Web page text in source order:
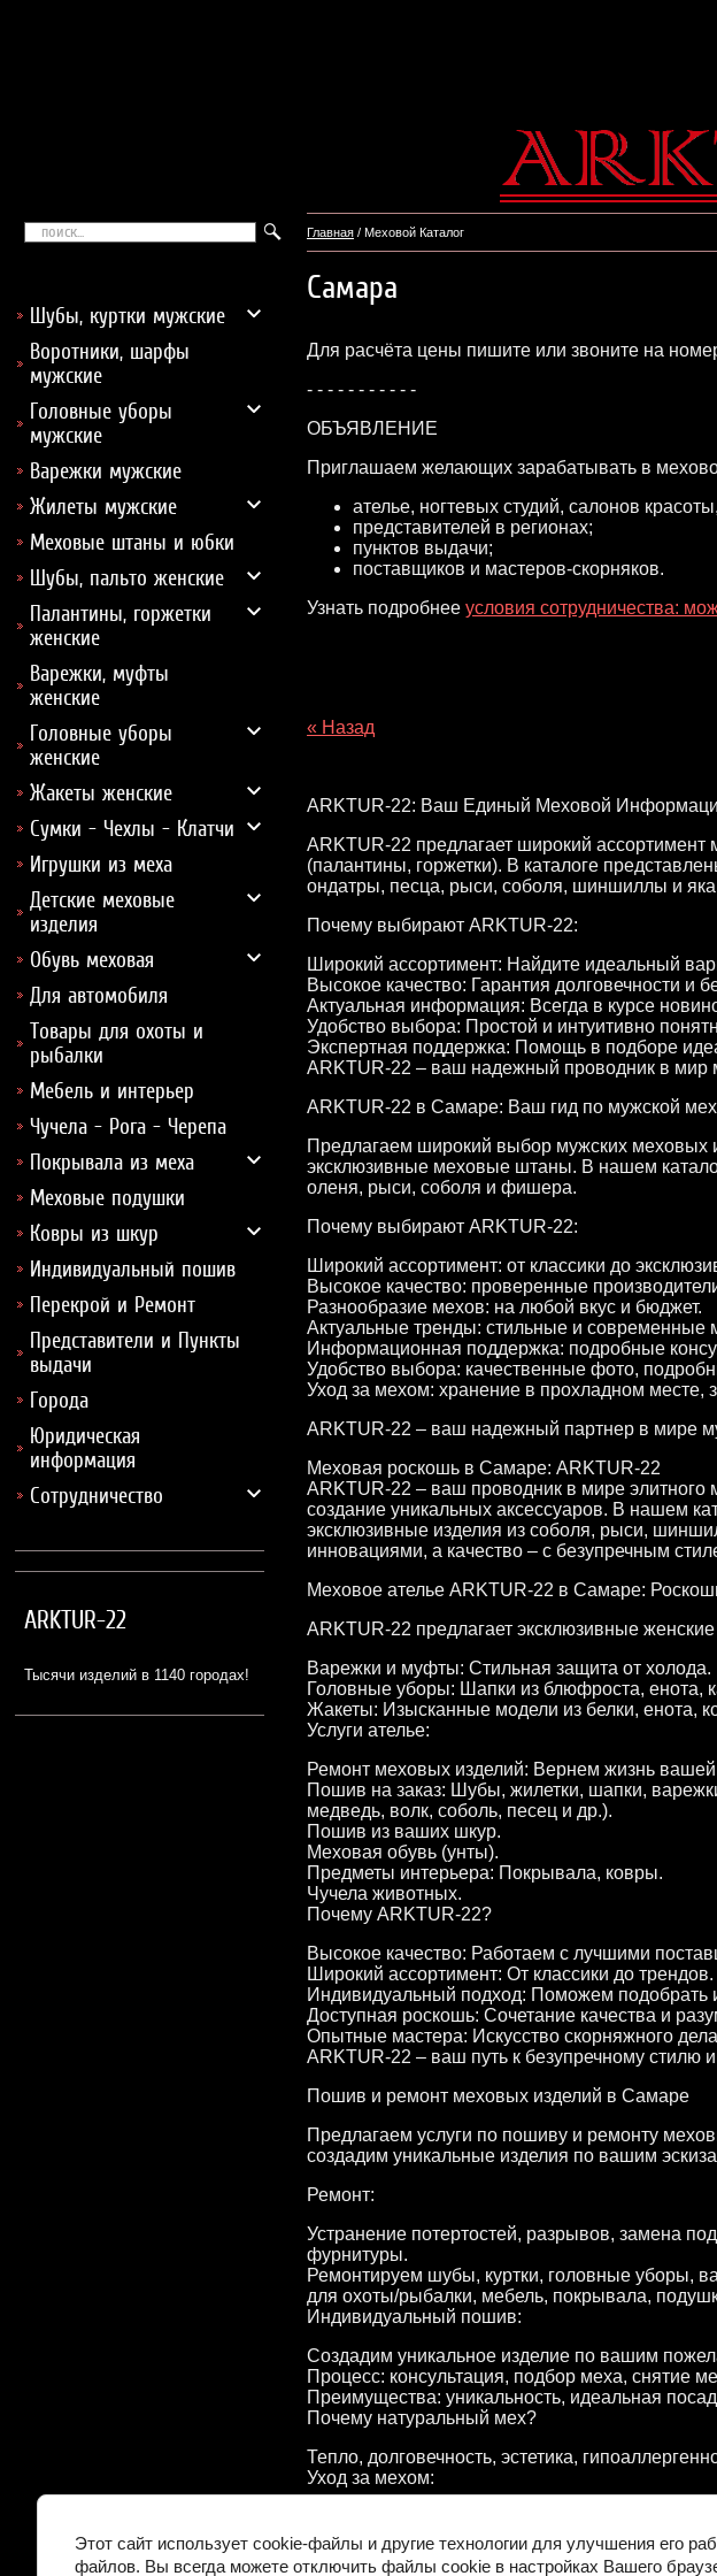
Шубы, куртки мужские
Воротники, шарфы
мужские
Головные уборы
мужские
Варежки мужские
Жилеты мужские
Меховые штаны и юбки
Шубы, пальто женские
Палантины, горжетки
женские
Варежки, муфты
женские
Головные уборы
женские
Жакеты женские
Сумки - Чехлы - Клатчи
Игрушки из меха
Детские меховые
изделия
Обувь меховая
Для автомобиля
Товары для охоты и
рыбалки
Мебель и интерьер
Чучела - Рога - Черепа
Покрывала из меха
Меховые подушки
Ковры из шкур
Индивидуальный пошив
Перекрой и Ремонт
Представители и Пункты
выдачи
Города
Юридическая
информация
Сотрудничество
ARKTUR-22
Тысячи изделий в 1140 городах!
Главная / Меховой Каталог
Самара
Для расчёта цены пишите или звоните на
- - - - - - - - - - -
ОБЪЯВЛЕНИЕ
Приглашаем желающих зарабатывать в
ателье, ногтевых студий, салонов
представителей в регионах;
пунктов выдачи;
поставщиков и мастеров-скорняков.
Узнать подробнее условия сотрудничества:
« Назад
ARKTUR-22: Ваш Единый Меховой
ARKTUR-22 предлагает широкий
(палантины, горжетки). В каталоге
ондатры, песца, рыси, соболя, шиншиллы и
Почему выбирают ARKTUR-22:
Широкий ассортимент: Найдите идеальный
Высокое качество: Гарантия долговечности и
Актуальная информация: Всегда в курсе
Удобство выбора: Простой и интуитивно
Экспертная поддержка: Помощь в подборе
ARKTUR-22 – ваш надежный проводник в мир
ARKTUR-22 в Самаре: Ваш гид по мужской
Предлагаем широкий выбор мужских меховых
эксклюзивные меховые штаны. В нашем
оленя, рыси, соболя и фишера.
Почему выбирают ARKTUR-22:
Широкий ассортимент: от классики до
Высокое качество: проверенные
Разнообразие мехов: на любой вкус и бюджет.
Актуальные тренды: стильные и современные
Информационная поддержка: подробные
Удобство выбора: качественные фото,
Уход за мехом: хранение в прохладном месте,
ARKTUR-22 – ваш надежный партнер в мире
Меховая роскошь в Самаре: ARKTUR-22
ARKTUR-22 – ваш проводник в мире
создание уникальных аксессуаров. В нашем
эксклюзивные изделия из соболя, рыси,
инновациями, а качество – с безупречным
Меховое ателье ARKTUR-22 в Самаре:
ARKTUR-22 предлагает эксклюзивные
Варежки и муфты: Стильная защита от холода.
Головные уборы: Шапки из блюфроста, енота,
Жакеты: Изысканные модели из белки, енота,
Услуги ателье:
Ремонт меховых изделий: Вернем жизнь
Пошив на заказ: Шубы, жилетки, шапки,
медведь, волк, соболь, песец и др.).
Пошив из ваших шкур.
Меховая обувь (унты).
Предметы интерьера: Покрывала, ковры.
Чучела животных.
Почему ARKTUR-22?
Высокое качество: Работаем с лучшими
Широкий ассортимент: От классики до трендов.
Индивидуальный подход: Поможем подобрать
Доступная роскошь: Сочетание качества и
Опытные мастера: Искусство скорняжного
ARKTUR-22 – ваш путь к безупречному
Пошив и ремонт меховых изделий в Самаре
Предлагаем услуги по пошиву и ремонту
создадим уникальные изделия по вашим
Ремонт:
Устранение потертостей, разрывов, замена
фурнитуры.
Ремонтируем шубы, куртки, головные уборы,
для охоты/рыбалки, мебель, покрывала,
Индивидуальный пошив:
Создадим уникальное изделие по вашим
Процесс: консультация, подбор меха, снятие
Преимущества: уникальность, идеальная
Почему натуральный мех?
Тепло, долговечность, эстетика,
Уход за мехом:
Обращайтесь к нам, чтобы сохранить тепло,
Этот сайт использует cookie-файлы и другие технологии для улучшения его
файлов. Вы всегда можете отключить файлы cookie в настройках Вашего